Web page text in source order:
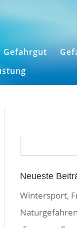
Gefahrgut
Neueste
Wintersport,